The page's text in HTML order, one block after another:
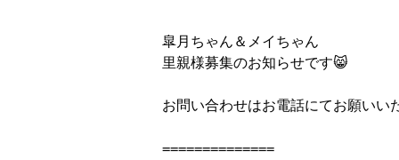
皐月ちゃん＆メイちゃん
里親様募集のお知らせです😸
お問い合わせはお電話にてお願いい
==============